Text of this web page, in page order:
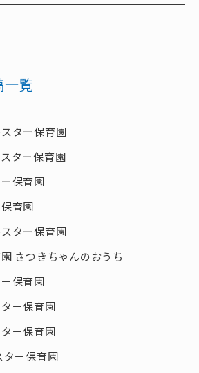
覧
ター保育園
ター保育園
保育園
育園
ター保育園
さつきちゃんのおうち
保育園
ー保育園
ー保育園
ー保育園